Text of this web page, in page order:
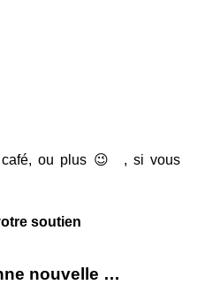
café, ou plus 😉 , si vous
soutien
nouvelle …